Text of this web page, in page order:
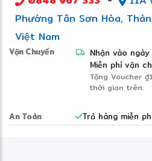
Phường Tân Sơn Hòa,
Việt Nam
Vận Chuyển
Nhận vào ngày
Miễn phí vận
Tặng Voucher
thời gian trên.
An Toàn Trả hàng miễn